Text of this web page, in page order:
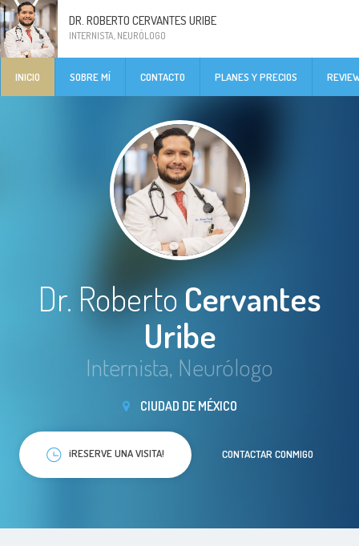
DR. ROBERTO CERVANTES URIBE
INTERNISTA, NEURÓLOGO
INICIO SOBRE MÍ CONTACTO PLANES Y PRECIOS
Dr. RobertoCervantes
Uribe
Internista, Neurólogo
CIUDAD DE MÉXICO
¡RESERVE UNA VISITA! CONTACTAR CONMIGO